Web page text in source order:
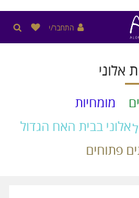
התחבר/י
אלוני
מומחיות
אלוני בבית האח הגדול
פתוחים